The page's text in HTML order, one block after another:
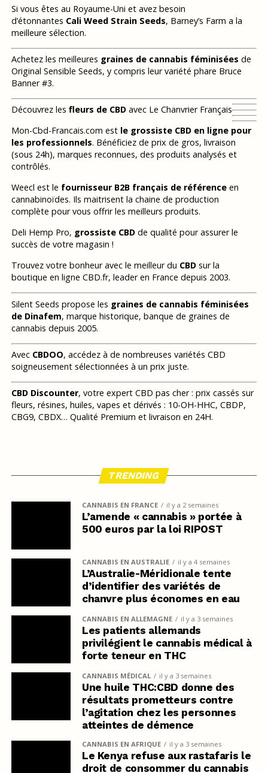
Si vous êtes au Royaume-Uni et avez besoin
d’étonnantes Cali Weed Strain Seeds, Barney’s Farm a la
meilleure sélection.
Achetez les meilleures graines de cannabis féminisées de
Original Sensible Seeds, y compris leur variété phare Bruce
Banner #3.
Découvrez les fleurs de CBDavec Le Chanvrier Français
Mon-Cbd-Francais.com est le grossiste CBD en ligne pour
les professionnels. Bénéficiez de prix de gros, livraison
(sous 24h), marques reconnues, des produits analysés et
contrôlés.
Weecl est le fournisseur B2B français de référenceen
cannabinoïdes. Ils maitrisent la chaine de production
complète pour vous offrir les meilleurs produits.
Deli Hemp Pro, grossiste CBDde qualité pour assurer le
succès de votre magasin !
Trouvez votre bonheur avec le meilleur du CBDsur la
boutique en ligne CBD.fr, leader en France depuis 2003.
Silent Seeds propose les graines de cannabis féminisées
de Dinafem, marque historique, banque de graines de
cannabis depuis 2005.
Avec CBDOO, accédez à de nombreuses variétés CBD
soigneusement sélectionnées à un prix juste.
CBD Discounter, votre expert CBD pas cher : prix cassés sur
fleurs, résines, huiles, vapes et dérivés : 10-OH-HHC, CBDP,
CBG9, CBDX… Qualité Premium et livraison en 24H.
TRENDING
CANNABIS EN FRANCE il y a 2 semaines
L’amende « cannabis » portée à
500 euros par la loi RIPOST
CANNABIS EN AUSTRALIE il y a 4 semaines
L’Australie-Méridionale tente
d’identifier des variétés de
chanvre plus économes en eau
CANNABIS EN ALLEMAGNE il y a 3 semaines
Les patients allemands
privilégient le cannabis médical à
forte teneur en THC
CANNABIS MÉDICAL il y a 3 semaines
Une huile THC:CBD donne des
résultats prometteurs contre
l’agitation chez les personnes
atteintes de démence
CANNABIS EN AFRIQUE il y a 3 semaines
Le Kenya refuse aux rastafaris le
droit de consommer du cannabis